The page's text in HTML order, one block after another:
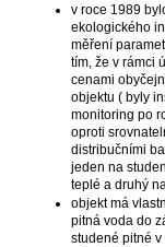
v roce 1989
ekologického
měření
tím, že v rámci
cenami
objektu ( byly
monitoring po
oproti
distribučními
jeden na
teplé a druhý
objekt má
pitná voda do
studené pitné v